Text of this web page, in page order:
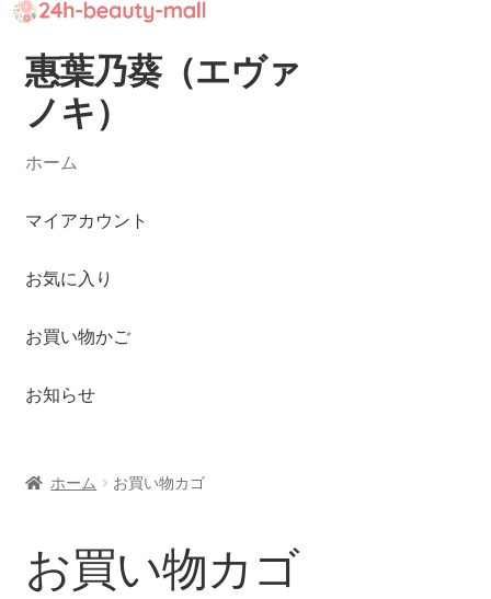
ナ
ビ
ゲ
シ
ン
ス
ッ
コ
ン
テ
ツ
ス
ッ
惠葉乃葵（エヴァ
ノキ）
ホーム
マイアカウント
お気に入り
お買い物かご
お知らせ
ホーム お買い物カゴ
お買い物カゴ